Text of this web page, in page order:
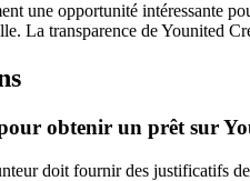
une opportunité intéressante
La transparence de Younited
obtenir un prêt sur
doit fournir des justificatifs